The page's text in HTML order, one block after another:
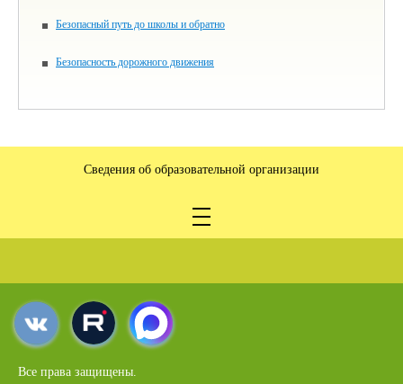
Безопасный путь до школы и обратно
Безопасность дорожного движения
Сведения об образовательной организации
Все права защищены.